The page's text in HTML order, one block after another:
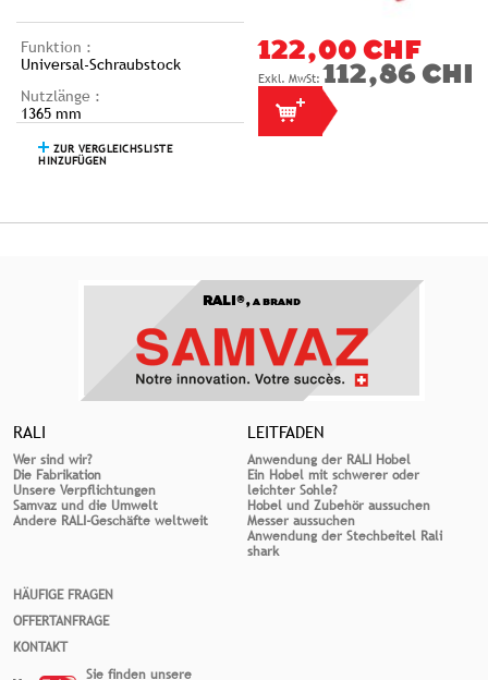
Funktion :
Universal-Schraubstock
Nutzlänge :
1365 mm
ZUR VERGLEICHSLISTE
HINZUFÜGEN
122,00 CHF
112,86 CHF
RALI®,A BRAND
RALI
Wer sind wir?
Die Fabrikation
Unsere Verpflichtungen
Samvaz und die Umwelt
Andere RALI-Geschäfte weltweit
LEITFADEN
Anwendung der RALI Hobel
Ein Hobel mit schwerer oder
leichter Sohle?
Hobel und Zubehör aussuchen
Messer aussuchen
Anwendung der Stechbeitel Rali
shark
HÄUFIGE FRAGEN
OFFERTANFRAGE
KONTAKT
Sie finden unsere